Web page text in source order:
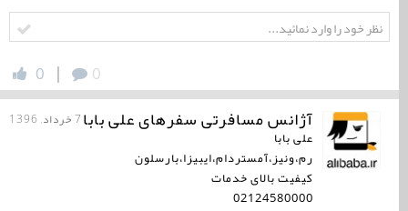
0
|
0
آژانس مسافرتی سفرهای علی بابا7 خرداد, 1396
علی بابا
رم،ونیز،آمستردام،ایبیزا،بارسلون
کیفیت بالای خدمات
02124580000